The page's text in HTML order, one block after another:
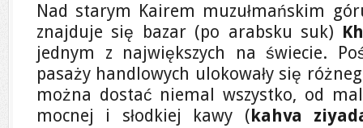
Nad starym Kairem muzułmańskim
znajduje się bazar (po arabsku suk)
jednym z największych na świecie.
pasaży handlowych ulokowały się
można dostać niemal wszystko, od
mocnej i słodkiej kawy (kahva